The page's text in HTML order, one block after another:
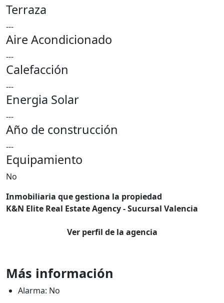
Terraza
---
Aire Acondicionado
---
Calefacción
---
Energia Solar
---
Año de construcción
---
Equipamiento
No
Inmobiliaria que gestiona la propiedad
K&N Elite Real Estate Agency - Sucursal Valencia
Ver perfil de la agencia
Más información
Alarma: No